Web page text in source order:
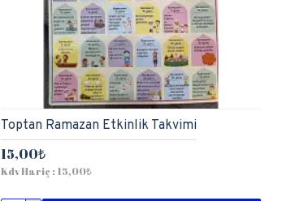
Toptan Ramazan Etkinlik Takvimi
15,00₺
Kdv Hariç : 15,00₺